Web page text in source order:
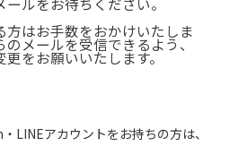
方はお手数をおかけいたしま
メールを受信できるよう、
をお願いいたします。
・LINEアカウントをお持ちの方は、